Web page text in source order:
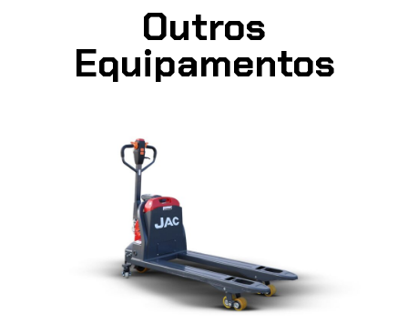
Outros
Equipamentos